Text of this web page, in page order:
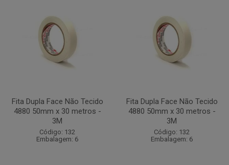
Fita Dupla Face Não Tecido
4880 50mm x 30 metros -
3M
Código: 132
Embalagem: 6
Fita Dupla Face Não Tecido
4880 50mm x 30 metros -
3M
Código: 132
Embalagem: 6